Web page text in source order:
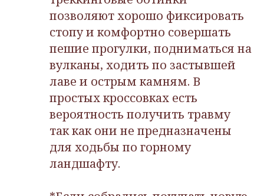
позволяют хорошо фиксировать
стопу и комфортно совершать
пешие прогулки, подниматься на
вулканы, ходить по застывшей
лаве и острым камням. В
простых кроссовках есть
вероятность получить травму
так как они не предназначены
для ходьбы по горному
ландшафту.